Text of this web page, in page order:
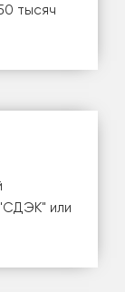
тысяч
"СДЭК" или